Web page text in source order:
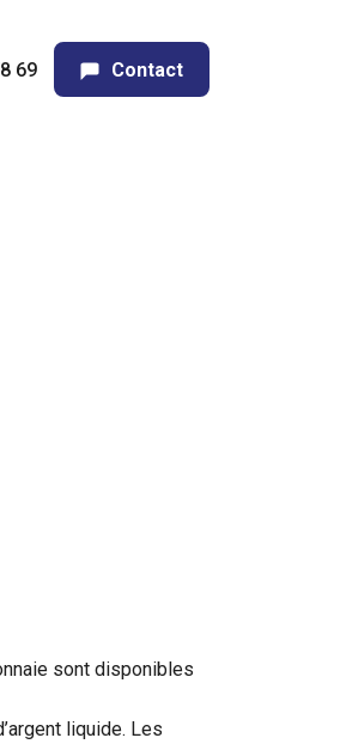
69 Contact
sont disponibles
liquide. Les